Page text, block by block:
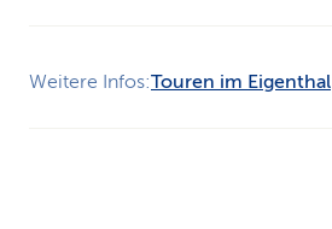
Weitere Infos:Touren im Eigenthal